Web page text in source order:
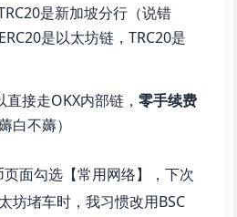
是新加坡分行（说错
是以太坊链，TRC20是
直接走OKX内部链，零手续费
白不薅）
页面勾选【常用网络】，下次
坊堵车时，我习惯改用BSC